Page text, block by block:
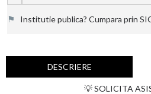
⚑ Institutie publica? Cumpara prin
DESCRIERE
💡 SOLICITA